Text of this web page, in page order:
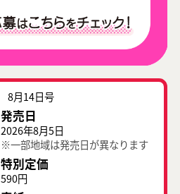
8月14日号
発売日
2026年8月5日
※一部地域は発売日が異なります
特別定価
590円